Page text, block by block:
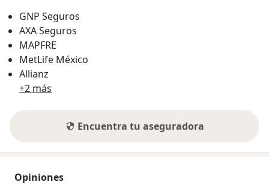
GNP Seguros
AXA Seguros
MAPFRE
MetLife México
Allianz
+2 más
Encuentra tu aseguradora
Opiniones